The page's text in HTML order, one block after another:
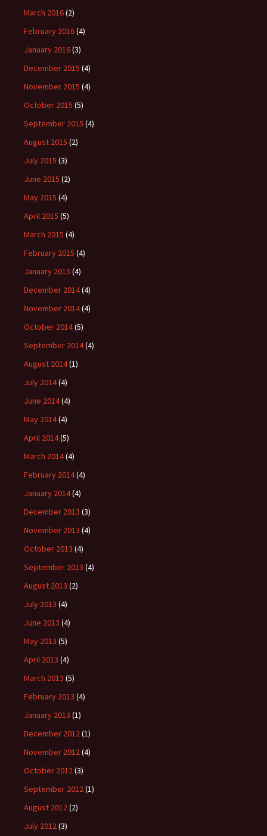
March 2016(2)
February 2016(4)
January 2016(3)
December 2015 (4)
November 2015 (4)
October 2015 (5)
September 2015 (4)
August 2015 (2)
July 2015 (3)
June 2015 (2)
May 2015 (4)
April 2015 (5)
March 2015 (4)
February 2015 (4)
January 2015 (4)
December 2014(4)
November 2014(4)
October 2014(5)
September 2014(4)
August 2014(1)
July 2014(4)
June 2014(4)
May 2014(4)
April 2014(5)
March 2014(4)
February 2014(4)
January 2014(4)
December 2013 (3)
November 2013 (4)
October 2013 (4)
September 2013 (4)
August 2013 (2)
July 2013 (4)
June 2013 (4)
May 2013 (5)
April 2013 (4)
March 2013 (5)
February 2013 (4)
January 2013 (1)
December 2012(1)
November 2012(4)
October 2012(3)
September 2012(1)
August 2012(2)
July 2012(3)